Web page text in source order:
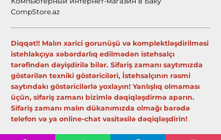
CompStore.az
Diqqət!! Malın xarici gorunüşü və komplektləşdirilməsi
istehlakçıya xəbərdarlıq edilmədən istehsalçı
tərəfindən dəyişdirilə bilər. Sifariş zamanı saytımızda
göstərilən texniki göstəriciləri, İstehsalçının rəsmi
saytındakı göstəricilərlə yoxlayın! Yanlışlıq olmaması
üçün, sifariş zamanı bizimlə dəqiqləşdirmə aparın.
Sifariş zamanı malın dükanımızda olmağı barədə
telefon və ya online-chat vasitəsilə dəqiqləşdirin!